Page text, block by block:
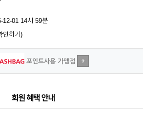
12-01 14시 59분
인하기)
포인트사용 가맹점 ?